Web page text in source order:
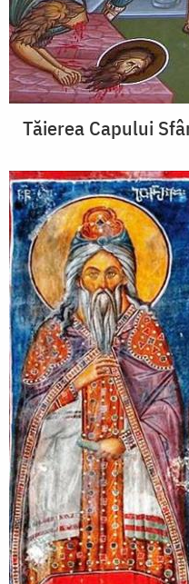
Tăierea Capului